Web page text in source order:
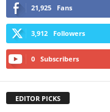
21,925 Fans
3,912 Followers
0 Subscribers
EDITOR PICKS